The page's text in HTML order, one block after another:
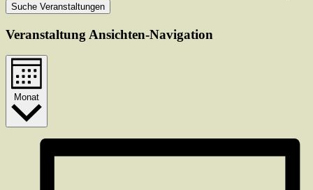
Suche Veranstaltungen
Veranstaltung Ansichten-Navigation
Monat